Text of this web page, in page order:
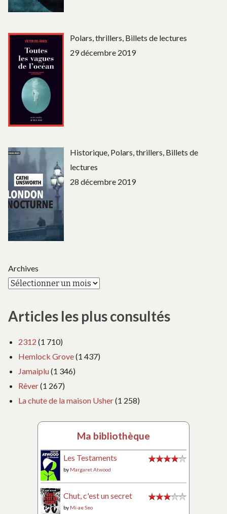
Polars, thrillers, Billets de lectures
29 décembre 2019
Historique, Polars, thrillers, Billets de
lectures
28 décembre 2019
Archives
Articles les plus consultés
2312 (1 710)
Hemlock Grove(1 437)
Jamaiplu(1 346)
Rêver(1 267)
La chute de la maison Usher(1 258)
Ma bibliothèque
Les Testaments
by Margaret Atwood
Chut, c'est un secret
by Mi-ae Seo